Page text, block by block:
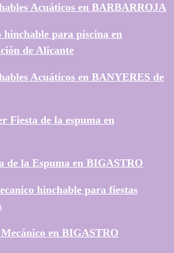
Acuáticos en BARBARROJA
Acuáticos en BANYERES de
de la Espuma en BIGASTRO
en BIGASTRO